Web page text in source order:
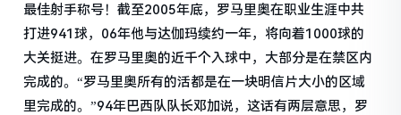
最佳射手称号！截至2005年底，罗马里奥在职业生涯中共
打进941球，06年他与达伽玛续约一年，将向着1000球的
大关挺进。在罗马里奥的近千个入球中，大部分是在禁区内
完成的。“罗马里奥所有的活都是在一块明信片大小的区域
里完成的。”94年巴西队队长邓加说，这话有两层意思，罗